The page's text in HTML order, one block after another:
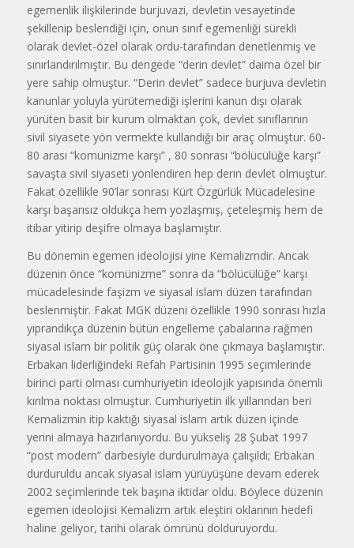
egemenlik ilişkilerinde burjuvazi, devletin vesayetinde
şekillenip beslendiği için, onun sınıf egemenliği sürekli
olarak devlet-özel olarak ordu-tarafından denetlenmiş ve
sınırlandırılmıştır. Bu dengede “derin devlet” daima özel bir
yere sahip olmuştur. “Derin devlet” sadece burjuva devletin
kanunlar yoluyla yürütemediği işlerini kanun dışı olarak
yürüten basit bir kurum olmaktan çok, devlet sınıflarının
sivil siyasete yön vermekte kullandığı bir araç olmuştur. 60-
80 arası “komünizme karşı” , 80 sonrası “bölücülüğe karşı”
savaşta sivil siyaseti yönlendiren hep derin devlet olmuştur.
Fakat özellikle 90’lar sonrası Kürt Özgürlük Mücadelesine
karşı başarısız oldukça hem yozlaşmış, çeteleşmiş hem de
itibar yitirip deşifre olmaya başlamıştır.
Bu dönemin egemen ideolojisi yine Kemalizmdir. Ancak
düzenin önce “komünizme” sonra da “bölücülüğe” karşı
mücadelesinde faşizm ve siyasal islam düzen tarafından
beslenmiştir. Fakat MGK düzeni özellikle 1990 sonrası hızla
yıprandıkça düzenin bütün engelleme çabalarına rağmen
siyasal islam bir politik güç olarak öne çıkmaya başlamıştır.
Erbakan liderliğindeki Refah Partisinin 1995 seçimlerinde
birinci parti olması cumhuriyetin ideolojik yapısında önemli
kırılma noktası olmuştur. Cumhuriyetin ilk yıllarından beri
Kemalizmin itip kaktığı siyasal islam artık düzen içinde
yerini almaya hazırlanıyordu. Bu yükseliş 28 Şubat 1997
“post modern” darbesiyle durdurulmaya çalışıldı; Erbakan
durduruldu ancak siyasal islam yürüyüşüne devam ederek
2002 seçimlerinde tek başına iktidar oldu. Böylece düzenin
egemen ideolojisi Kemalizm artık eleştiri oklarının hedefi
haline geliyor, tarihi olarak ömrünü dolduruyordu.